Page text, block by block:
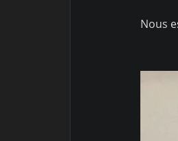
Nous